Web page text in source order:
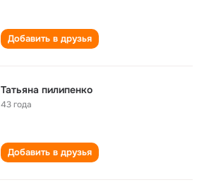
Добавить в друзья
Татьяна пилипенко
43 года
Добавить в друзья